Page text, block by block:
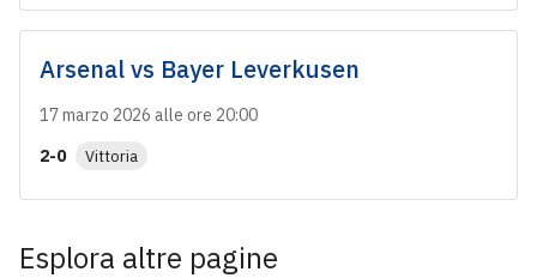
Arsenalvs Bayer Leverkusen
17 marzo 2026 alle ore 20:00
2-0
Vittoria
Esplora altre pagine